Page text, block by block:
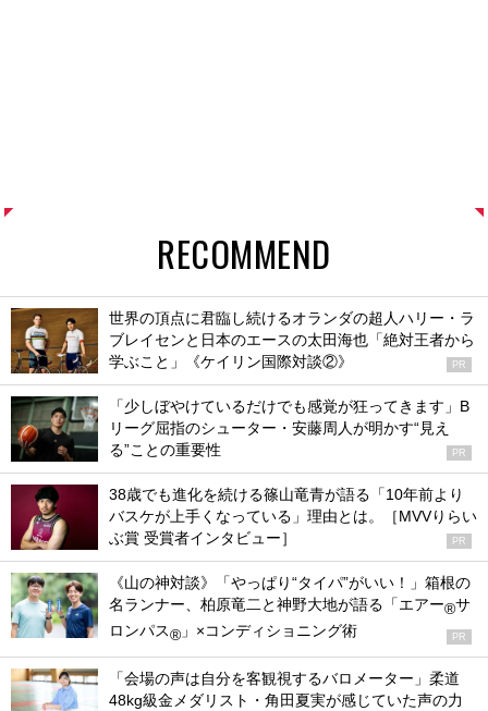
RECOMMEND
世界の頂点に君臨し続けるオランダの超人ハリー・ラ
ブレイセンと日本のエースの太田海也「絶対王者から
学ぶこと」《ケイリン国際対談②》
PR
「少しぼやけているだけでも感覚が狂ってきます」B
リーグ屈指のシューター・安藤周人が明かす“見え
る”ことの重要性
PR
38歳でも進化を続ける篠山竜青が語る「10年前より
バスケが上手くなっている」理由とは。［MVVりらい
ぶ賞 受賞者インタビュー］
PR
《山の神対談》「やっぱり“タイパ”がいい！」箱根の
名ランナー、柏原竜二と神野大地が語る「エアー®サ
ロンパス® 」×コンディショニング術 PR
「会場の声は自分を客観視するバロメーター」柔道
48kg級金メダリスト・角田夏実が感じていた声の力